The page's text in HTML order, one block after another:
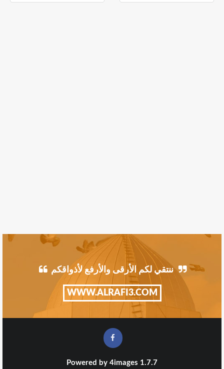
ننتقي لكم الأرقى والأرفع لأذواقكم
WWW.ALRAFI3.COM
Powered by 4images 1.7.7